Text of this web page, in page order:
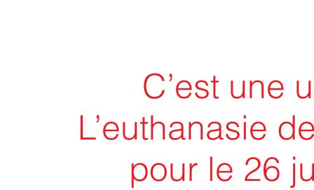
C’est une
L’euthanasie
pour le 26